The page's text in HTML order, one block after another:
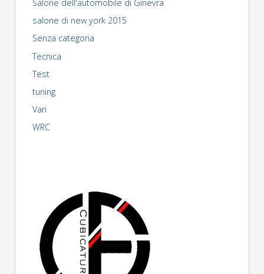
Salone dell'automobile di Ginevra
salone di new york 2015
Senza categoria
Tecnica
Test
tuning
Vari
WRC